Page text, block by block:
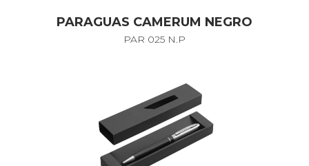
PARAGUAS CAMERUM NEGRO
PAR 025 N.P